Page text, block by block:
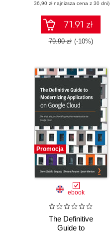
(36,90 zł najniższa cena z 30 dni)
71.91 zł
79.90 zł (-10%)
Promocja
ebook
The Definitive
Guide to